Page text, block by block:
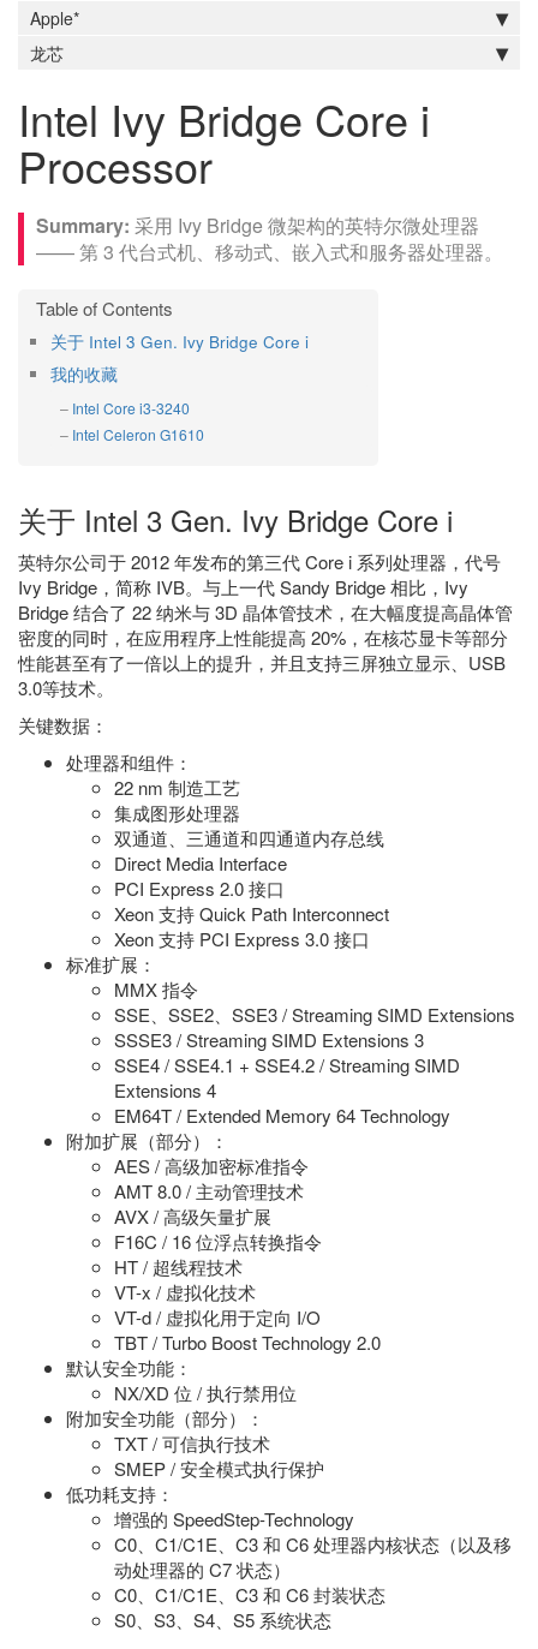
Apple*
龙芯
Intel Ivy Bridge Core i
Processor
采用 Ivy Bridge 微架构的英特尔微处理器
—— 第 3 代台式机、移动式、嵌入式和服务器处理器。
关于 Intel 3 Gen. Ivy Bridge Core i
我的收藏
Intel Core i3-3240
Intel Celeron G1610
关于 Intel 3 Gen. Ivy Bridge Core i
英特尔公司于 2012 年发布的第三代 Core i 系列处理器，代号
Ivy Bridge，简称 IVB。与上一代 Sandy Bridge 相比，Ivy
Bridge 结合了 22 纳米与 3D 晶体管技术，在大幅度提高晶体管
密度的同时，在应用程序上性能提高 20%，在核芯显卡等部分
性能甚至有了一倍以上的提升，并且支持三屏独立显示、USB
3.0等技术。
关键数据：
处理器和组件：
22 nm 制造工艺
集成图形处理器
双通道、三通道和四通道内存总线
Direct Media Interface
PCI Express 2.0 接口
Xeon 支持 Quick Path Interconnect
Xeon 支持 PCI Express 3.0 接口
标准扩展：
MMX 指令
SSE、SSE2、SSE3 / Streaming SIMD Extensions
SSSE3 / Streaming SIMD Extensions 3
SSE4 / SSE4.1 + SSE4.2 / Streaming SIMD
Extensions 4
EM64T / Extended Memory 64 Technology
附加扩展（部分）：
AES / 高级加密标准指令
AMT 8.0 / 主动管理技术
AVX / 高级矢量扩展
F16C / 16 位浮点转换指令
HT / 超线程技术
VT-x / 虚拟化技术
VT-d / 虚拟化用于定向 I/O
TBT / Turbo Boost Technology 2.0
默认安全功能：
NX/XD 位 / 执行禁用位
附加安全功能（部分）：
TXT / 可信执行技术
SMEP / 安全模式执行保护
低功耗支持：
增强的 SpeedStep-Technology
C0、C1/C1E、C3 和 C6 处理器内核状态（以及移
动处理器的 C7 状态）
C0、C1/C1E、C3 和 C6 封装状态
S0、S3、S4、S5 系统状态